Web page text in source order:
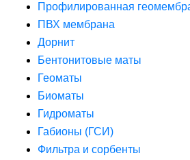
Профилированная
ПВХ мембрана
Дорнит
Бентонитовые маты
Геоматы
Биоматы
Гидроматы
Габионы (ГСИ)
Фильтра и сорбенты